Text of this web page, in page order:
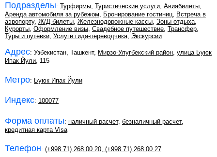
Подразделы: Турфирмы, Туристические услуги, Авиабилеты,
Аренда автомобиля за рубежом, Бронирование гостиниц, Встреча в
аэропорту, Ж/Д билеты, Железнодорожные кассы, Зоны отдыха,
Курорты, Оформление визы, Свадебное путешествие, Трансфер,
Туры и путевки, Услуги гида-переводчика, Экскурсии
Адрес: Узбекистан, Ташкент, Мирзо-Улугбекский район, улица Буюк
Ипак Йули, 115
Метро: Буюк Ипак Йули
Индекс: 100077
Форма оплаты: наличный расчет, безналичный расчет,
кредитная карта Visa
Телефон: (+998 71) 268 00 20, (+998 71) 268 00 27